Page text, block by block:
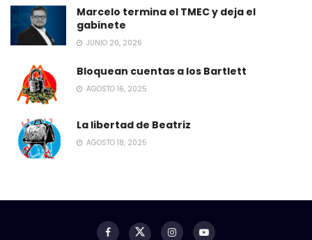
Marcelo termina el TMEC y deja el
gabinete
JUNIO 20, 2026
Bloquean cuentas a los Bartlett
AGOSTO 16, 2025
La libertad de Beatriz
AGOSTO 18, 2025